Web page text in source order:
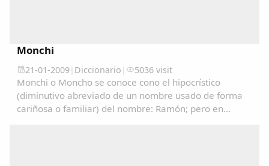
Monchi
21-01-2009| Diccionario | 5036 visit
Monchi o Moncho se conoce cono el hipocrístico
(diminutivo abreviado de un nombre usado de forma
cariñosa o familiar) del nombre: Ramón; pero en